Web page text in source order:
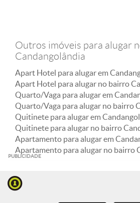
Outros imóveis para alugar
Candangolândia
Apart Hotel para alugar em
Apart Hotel para alugar no bairro
Quarto/Vaga para alugar em
Quarto/Vaga para alugar no bairro
Quitinete para alugar em
Quitinete para alugar no bairro
Apartamento para alugar em
Apartamento para alugar no bairro
PUBLICIDADE